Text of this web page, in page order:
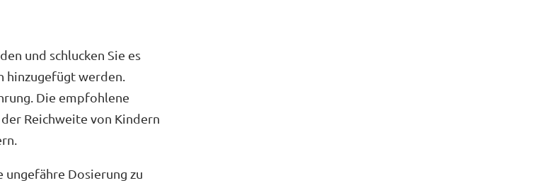
und schlucken Sie es
hinzugefügt werden.
Die empfohlene
Reichweite von Kindern
ungefähre Dosierung zu